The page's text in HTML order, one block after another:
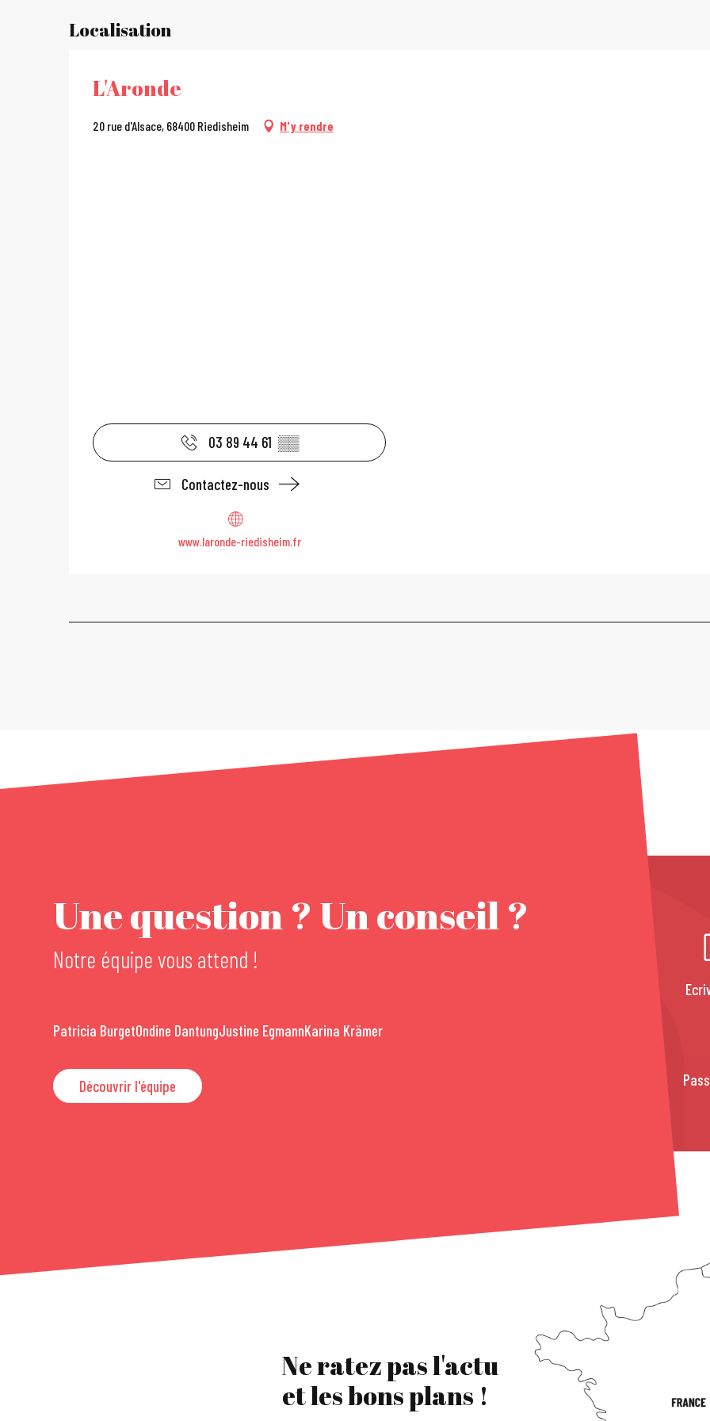
Localisation
L'Aronde
20 rue d'Alsace, 68400 Riedisheim M'y rendre
03 89 44 61 ▒▒
Contactez-nous
www.laronde-riedisheim.fr
Une question ? Un conseil ?
Notre équipe vous attend !
Patricia BurgetOndine DantungJustine EgmannKarina Krämer
Découvrir l'équipe
Ne ratez pas l'actu
et les bons plans !